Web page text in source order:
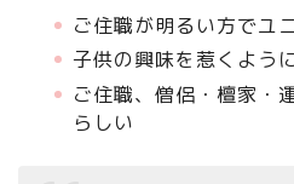
ご住職が明るい方でユ
子供の興味を惹くよう
ご住職、僧侶・檀家・
らしい